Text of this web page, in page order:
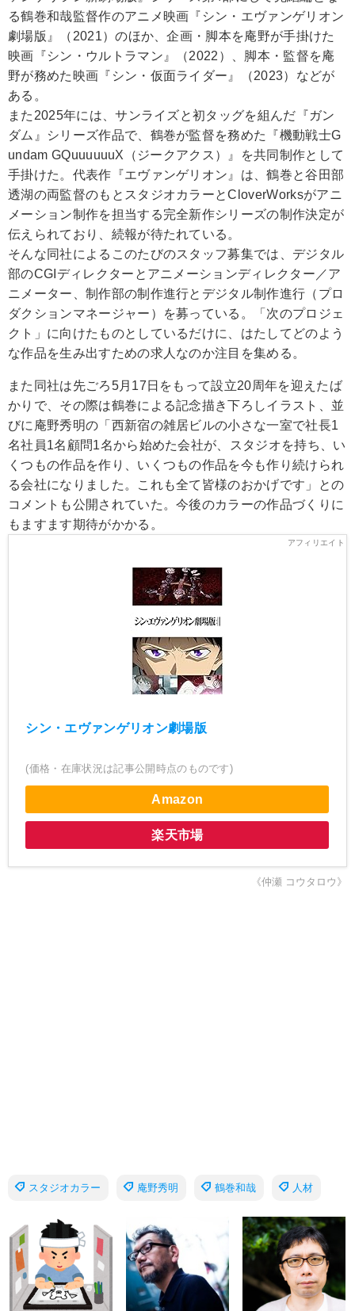
る鶴巻和哉監督作のアニメ映画『シン・エヴァンゲリオン
劇場版』（2021）のほか、企画・脚本を庵野が手掛けた
映画『シン・ウルトラマン』（2022）、脚本・監督を庵
野が務めた映画『シン・仮面ライダー』（2023）などが
ある。
また2025年には、サンライズと初タッグを組んだ『ガン
ダム』シリーズ作品で、鶴巻が監督を務めた『機動戦士G
undam GQuuuuuuX（ジークアクス）』を共同制作として
手掛けた。代表作『エヴァンゲリオン』は、鶴巻と谷田部
透湖の両監督のもとスタジオカラーとCloverWorksがアニ
メーション制作を担当する完全新作シリーズの制作決定が
伝えられており、続報が待たれている。
そんな同社によるこのたびのスタッフ募集では、デジタル
部のCGIディレクターとアニメーションディレクター／ア
ニメーター、制作部の制作進行とデジタル制作進行（プロ
ダクションマネージャー）を募っている。「次のプロジェ
クト」に向けたものとしているだけに、はたしてどのよう
な作品を生み出すための求人なのか注目を集める。
また同社は先ごろ5月17日をもって設立20周年を迎えたば
かりで、その際は鶴巻による記念描き下ろしイラスト、並
びに庵野秀明の「西新宿の雑居ビルの小さな一室で社長1
名社員1名顧問1名から始めた会社が、スタジオを持ち、い
くつもの作品を作り、いくつもの作品を今も作り続けられ
る会社になりました。これも全て皆様のおかげです」との
コメントも公開されていた。今後のカラーの作品づくりに
もますます期待がかかる。
シン・エヴァンゲリオン劇場版
(価格・在庫状況は記事公開時点のものです)
Amazon
楽天市場
《仲瀬 コウタロウ》
スタジオカラー 庵野秀明 鶴巻和哉 人材